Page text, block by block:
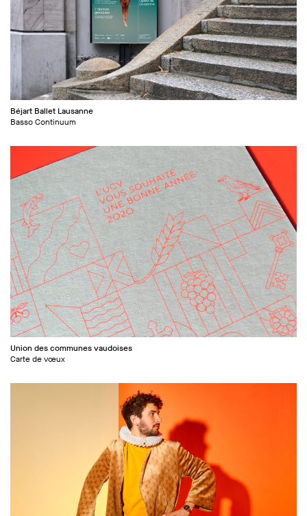
Béjart Ballet Lausanne
Basso Continuum
Union des communes vaudoises
Carte de vœux